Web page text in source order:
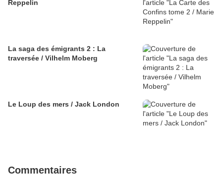
Reppelin
La saga des émigrants 2 : La
traversée / Vilhelm Moberg
Le Loup des mers / Jack London
Commentaires